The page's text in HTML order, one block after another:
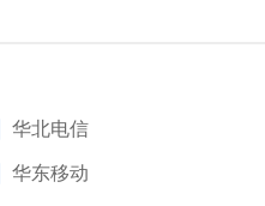
华北电信
华东移动